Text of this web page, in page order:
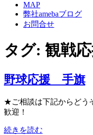
MAP
弊社amebaブログ
お問合せ
タグ: 観戦
野球応援 手旗
★ご相談は下記からど
歓迎！
続きを読む